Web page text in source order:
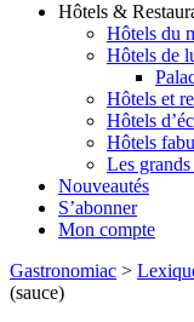
Hôtels &
Hôtels du
Hôtels de
Hôtels et
Hôtels
Hôtels
Les
Nouveautés
S’abonner
Mon compte
Gastronomiac >
(sauce)